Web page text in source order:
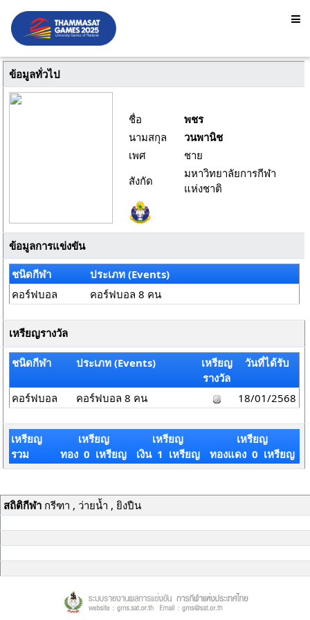
ข้อมูลทั่วไป
ชื่อ
พชร
นามสกุล
วนพานิช
เพศ
ชาย
สังกัด
มหาวิทยาลัยการกีฬา
แห่งชาติ
ข้อมูลการแข่งขัน
ชนิดกีฬา
ประเภท (Events)
คอร์ฟบอล
คอร์ฟบอล 8 คน
เหรียญรางวัล
ชนิดกีฬา ประเภท (Events)
เหรียญ
รางวัล
วันที่ได้รับ
คอร์ฟบอล คอร์ฟบอล 8 คน 18/01/2568
เหรียญ
รวม
เหรียญ
ทอง 0 เหรียญ
เหรียญ
เงิน 1 เหรียญ
เหรียญ
ทองแดง 0 เหรียญ
สถิติกีฬากรีฑา , ว่ายน้ำ , ยิงปืน